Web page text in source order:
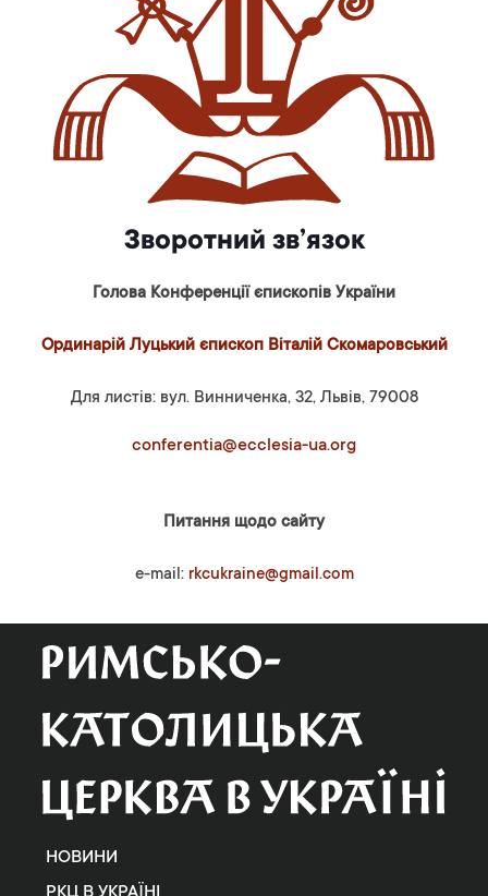
Зворотний зв’язок
Голова Конференції єпископів України
Ординарій Луцький єпископ Віталій Скомаровський
Для листів: вул. Винниченка, 32, Львів, 79008
conferentia@ecclesia-ua.org
Питання щодо сайту
e-mail: rkcukraine@gmail.com
НОВИНИ